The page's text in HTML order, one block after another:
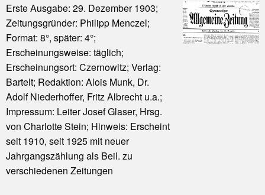
Erste Ausgabe: 29. Dezember 1903;
Zeitungsgründer: Philipp Menczel;
Format: 8°, später: 4°;
Erscheinungsweise: täglich;
Erscheinungsort: Czernowitz; Verlag:
Bartelt; Redaktion: Alois Munk, Dr.
Adolf Niederhoffer, Fritz Albrecht u.a.;
Impressum: Leiter Josef Glaser, Hrsg.
von Charlotte Stein; Hinweis: Erscheint
seit 1910, seit 1925 mit neuer
Jahrgangszählung als Beil. zu
verschiedenen Zeitungen